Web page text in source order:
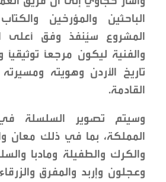
الباحثين والمؤرخين
المشروع سيُنفذ وفق أعلى
والفنية ليكون مرجعاً توثيقياً
تاريخ الأردن وهويته ومسيرته
القادمة.
وسيتم تصوير السلسلة
المملكة، بما في ذلك معان
والكرك والطفيلة ومادبا
وعجلون وإربد والمفرق والزرقاء